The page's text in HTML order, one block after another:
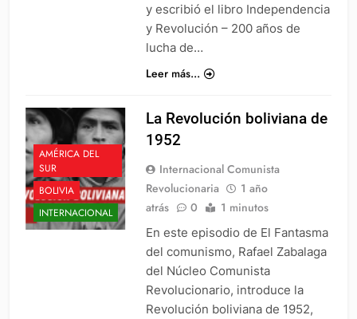
y escribió el libro Independencia
y Revolución – 200 años de
lucha de…
Leer más...
AMÉRICA DEL
SUR
BOLIVIA
INTERNACIONAL
La Revolución boliviana de
1952
Internacional Comunista
Revolucionaria
1 año
atrás
0 1 minutos
En este episodio de El Fantasma
del comunismo, Rafael Zabalaga
del Núcleo Comunista
Revolucionario, introduce la
Revolución boliviana de 1952,